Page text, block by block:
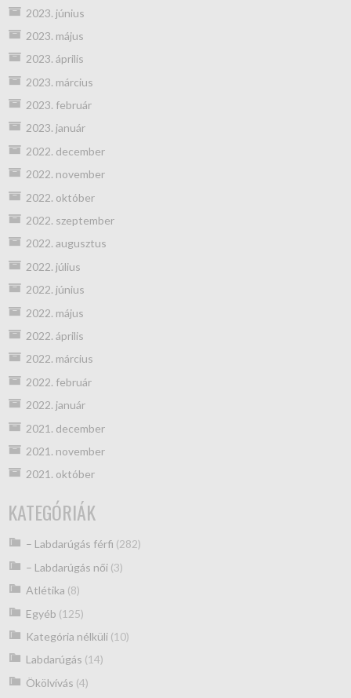
2023. június
2023. május
2023. április
2023. március
2023. február
2023. január
2022. december
2022. november
2022. október
2022. szeptember
2022. augusztus
2022. július
2022. június
2022. május
2022. április
2022. március
2022. február
2022. január
2021. december
2021. november
2021. október
KATEGÓRIÁK
– Labdarúgás férfi (282)
– Labdarúgás női(3)
Atlétika (8)
Egyéb (125)
Kategória nélküli(10)
Labdarúgás (14)
Ökölvívás (4)